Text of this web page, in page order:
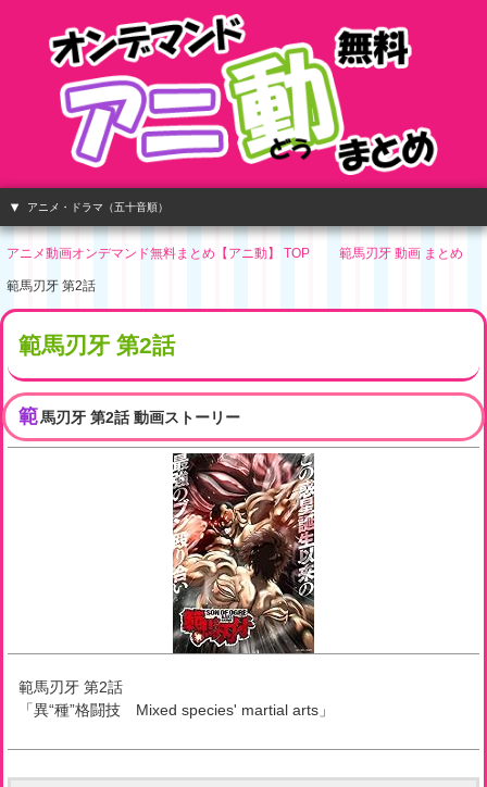
アニメ・ドラマ（五十音順）
アニメ動画オンデマンド無料まとめ【アニ動】 TOP 範馬刃牙 動画 まとめ
範馬刃牙 第2話
範馬刃牙 第2話
範馬刃牙 第2話 動画ストーリー
範馬刃牙 第2話
「異“種”格闘技 Mixed species' martial arts 」